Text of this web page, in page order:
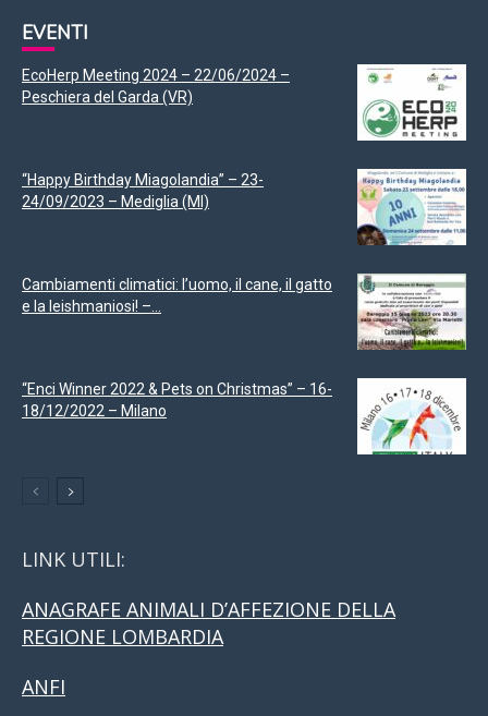
EVENTI
EcoHerp Meeting 2024 – 22/06/2024 –
Peschiera del Garda (VR)
“Happy Birthday Miagolandia” – 23-
24/09/2023 – Mediglia (MI)
Cambiamenti climatici: l’uomo, il cane, il gatto
e la leishmaniosi! –...
“Enci Winner 2022 & Pets on Christmas” – 16-
18/12/2022 – Milano
LINK UTILI:
ANAGRAFE ANIMALI D’AFFEZIONE DELLA
REGIONE LOMBARDIA
ANFI